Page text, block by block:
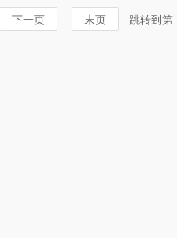
下一页 末页 跳转到第